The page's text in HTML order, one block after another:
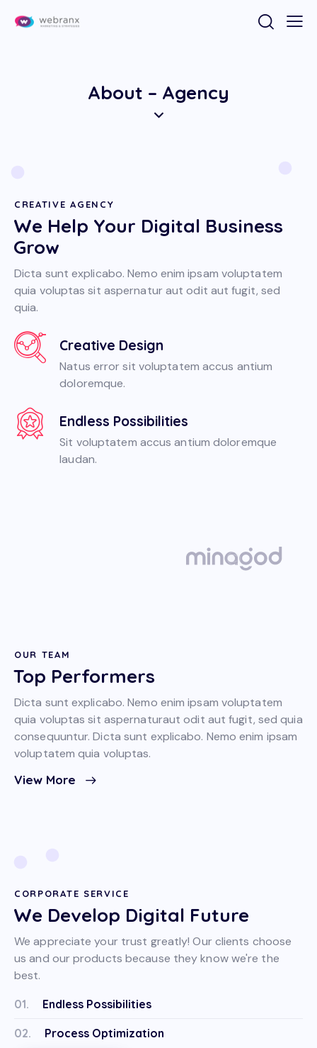
About – Agency
CREATIVE AGENCY
We Help Your Digital Business
Grow
Dicta sunt explicabo. Nemo enim ipsam voluptatem
quia voluptas sit aspernatur aut odit aut fugit, sed
quia.
Creative Design
Natus error sit voluptatem accus antium
doloremque.
Endless Possibilities
Sit voluptatem accus antium doloremque
laudan.
OUR TEAM
Top Performers
Dicta sunt explicabo. Nemo enim ipsam voluptatem
quia voluptas sit aspernaturaut odit aut fugit, sed quia
consequuntur. Dicta sunt explicabo. Nemo enim ipsam
voluptatem quia voluptas.
View More
CORPORATE SERVICE
We Develop Digital Future
We appreciate your trust greatly! Our clients choose
us and our products because they know we're the
best.
01. Endless Possibilities
02. Process Optimization